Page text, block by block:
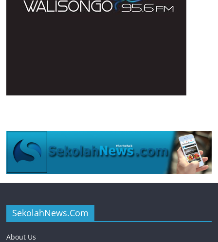
SekolahNews.Com
About Us